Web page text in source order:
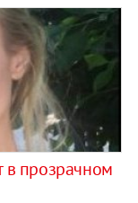
в прозрачном